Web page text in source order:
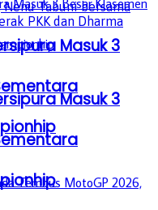
Masuk 3
Masuk 3